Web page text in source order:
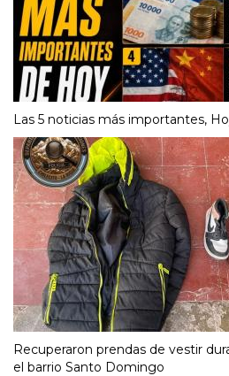
Las 5 noticias más importantes,
Recuperaron prendas de vestir
el barrio Santo Domingo